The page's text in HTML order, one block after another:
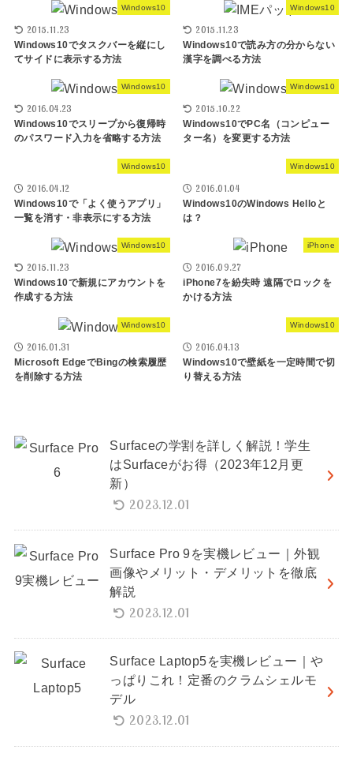
Windows10
2015.11.23
Windows10でタスクバーを縦にし
てサイドに表示する方法
Windows10
2015.11.23
Windows10で読み方の分からない
漢字を調べる方法
Windows10
2016.04.23
Windows10でスリープから復帰時
のパスワード入力を省略する方法
Windows10
2015.10.22
Windows10でPC名（コンピュー
ター名）を変更する方法
Windows10
2016.04.12
Windows10で「よく使うアプリ」
一覧を消す・非表示にする方法
Windows10
2016.01.04
Windows10のWindows Helloと
は？
Windows10
2015.11.23
Windows10で新規にアカウントを
作成する方法
iPhone
2016.09.27
iPhone7を紛失時 遠隔でロックを
かける方法
Windows10
2016.01.31
Microsoft EdgeでBingの検索履歴
を削除する方法
Windows10
2016.04.13
Windows10で壁紙を一定時間で切
り替える方法
Surfaceの学割を詳しく解説！学生
はSurfaceがお得（2023年12月更
新）
2023.12.01
Surface Pro 9を実機レビュー｜外観
画像やメリット・デメリットを徹底
解説
2023.12.01
Surface Laptop5を実機レビュー｜や
っぱりこれ！定番のクラムシェルモ
デル
2023.12.01